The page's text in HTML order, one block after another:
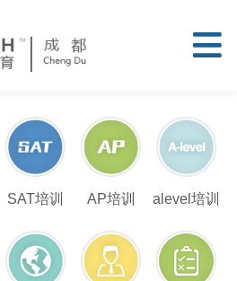
SAT培训 AP培训 alevel培训